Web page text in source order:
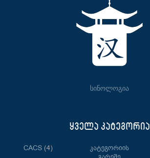
სინოლოგია
ყველა კატეგორია
CACS (4)
Კატეგორიის